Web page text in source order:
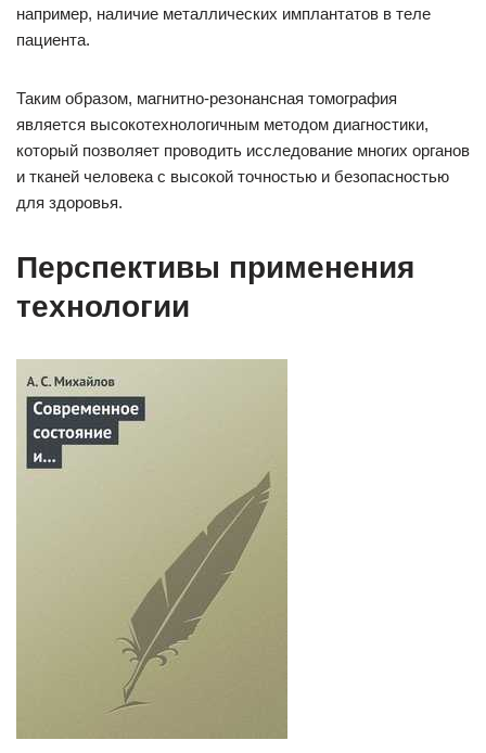
например, наличие металлических имплантатов в теле
пациента.
Таким образом, магнитно-резонансная томография
является высокотехнологичным методом диагностики,
который позволяет проводить исследование многих органов
и тканей человека с высокой точностью и безопасностью
для здоровья.
Перспективы применения
технологии